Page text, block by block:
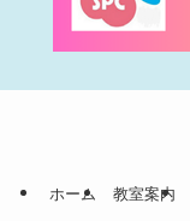
ホーム 教室案内